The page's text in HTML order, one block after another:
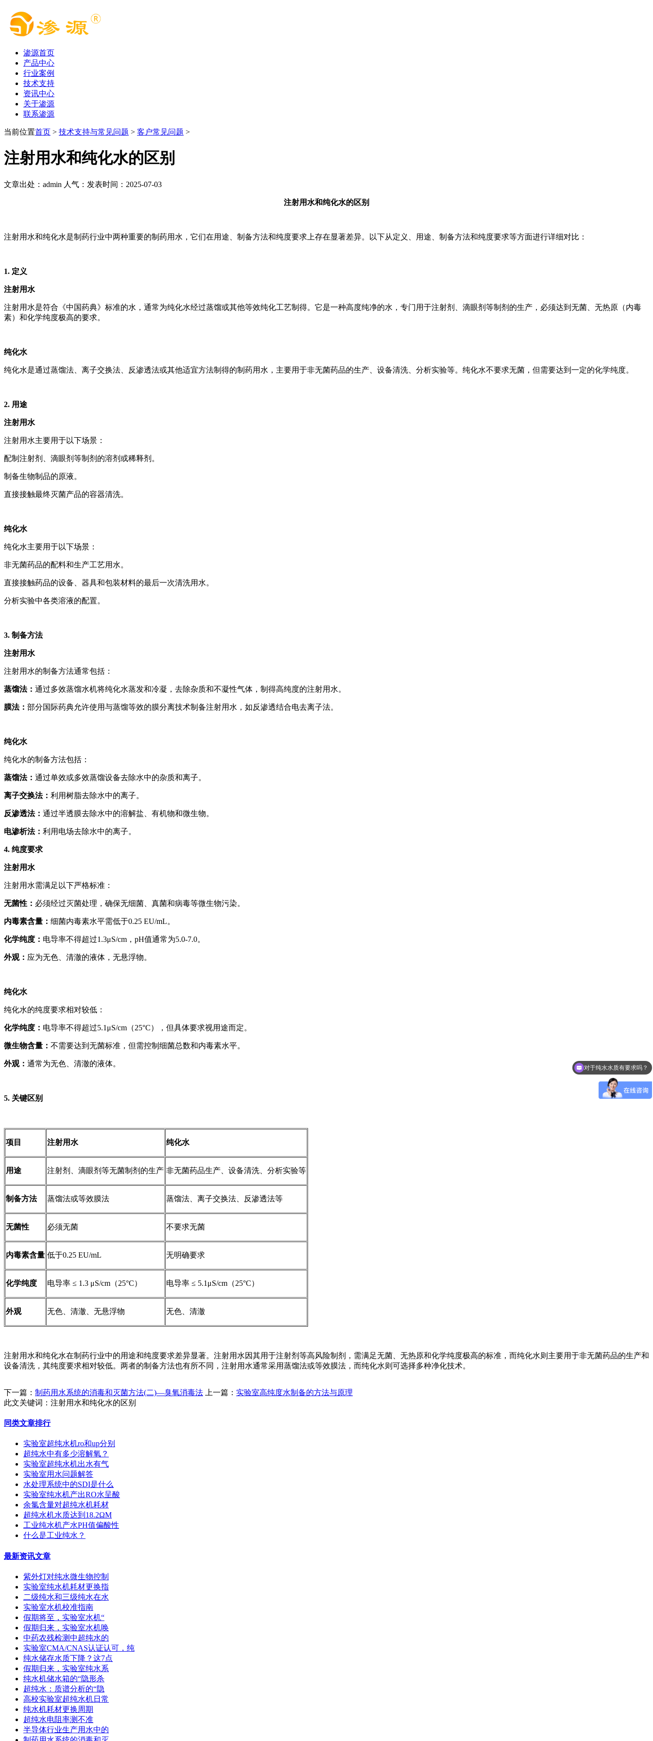
渗源首页
产品中心
行业案例
技术支持
资讯中心
关于渗源
联系渗源
当前位置首页 > 技术支持与常见问题 > 客户常见问题 >
注射用水和纯化水的区别
文章出处：admin 人气： 发表时间：2025-07-03
注射用水和纯化水的区别
注射用水和纯化水是制药行业中两种重要的制药用水，它们在用途、制备方法和纯度要求上存在显著差异。以下从定义、用途、制备方法和纯度要求等方面进行详细对比：
1. 定义
注射用水
注射用水是符合《中国药典》标准的水，通常为纯化水经过蒸馏或其他等效纯化工艺制得。它是一种高度纯净的水，专门用于注射剂、滴眼剂等制剂的生产，必须达到无菌、无热原（内毒
素）和化学纯度极高的要求。
纯化水
纯化水是通过蒸馏法、离子交换法、反渗透法或其他适宜方法制得的制药用水，主要用于非无菌药品的生产、设备清洗、分析实验等。纯化水不要求无菌，但需要达到一定的化学纯度。
2. 用途
注射用水
注射用水主要用于以下场景：
配制注射剂、滴眼剂等制剂的溶剂或稀释剂。
制备生物制品的原液。
直接接触最终灭菌产品的容器清洗。
纯化水
纯化水主要用于以下场景：
非无菌药品的配料和生产工艺用水。
直接接触药品的设备、器具和包装材料的最后一次清洗用水。
分析实验中各类溶液的配置。
3. 制备方法
注射用水
注射用水的制备方法通常包括：
蒸馏法： 通过多效蒸馏水机将纯化水蒸发和冷凝，去除杂质和不凝性气体，制得高纯度的注射用水。
膜法： 部分国际药典允许使用与蒸馏等效的膜分离技术制备注射用水，如反渗透结合电去离子法。
纯化水
纯化水的制备方法包括：
蒸馏法： 通过单效或多效蒸馏设备去除水中的杂质和离子。
离子交换法： 利用树脂去除水中的离子。
反渗透法： 通过半透膜去除水中的溶解盐、有机物和微生物。
电渗析法： 利用电场去除水中的离子。
4. 纯度要求
注射用水
注射用水需满足以下严格标准：
无菌性： 必须经过灭菌处理，确保无细菌、真菌和病毒等微生物污染。
内毒素含量： 细菌内毒素水平需低于0.25 EU/mL。
化学纯度： 电导率不得超过1.3μS/cm，pH值通常为5.0-7.0。
外观： 应为无色、清澈的液体，无悬浮物。
纯化水
纯化水的纯度要求相对较低：
化学纯度： 电导率不得超过5.1μS/cm（25°C），但具体要求视用途而定。
微生物含量： 不需要达到无菌标准，但需控制细菌总数和内毒素水平。
外观： 通常为无色、清澈的液体。
5. 关键区别
项目 注射用水 纯化水
用途 注射剂、滴眼剂等无菌制剂的生产 非无菌药品生产、设备清洗、分析实验等
制备方法 蒸馏法或等效膜法 蒸馏法、离子交换法、反渗透法等
无菌性 必须无菌 不要求无菌
内毒素含量 低于0.25 EU/mL 无明确要求
化学纯度 电导率 ≤ 1.3 μS/cm（25°C） 电导率 ≤ 5.1μS/cm（25°C）
外观 无色、清澈、无悬浮物 无色、清澈
注射用水和纯化水在制药行业中的用途和纯度要求差异显著。注射用水因其用于注射剂等高风险制剂，需满足无菌、无热原和化学纯度极高的标准，而纯化水则主要用于非无菌药品的生产和
设备清洗，其纯度要求相对较低。两者的制备方法也有所不同，注射用水通常采用蒸馏法或等效膜法，而纯化水则可选择多种净化技术。
下一篇： 制药用水系统的消毒和灭菌方法(二)—臭氧消毒法 上一篇： 实验室高纯度水制备的方法与原理
此文关键词： 注射用水和纯化水的区别
同类文章排行
实验室超纯水机ro和up分别
超纯水中有多少溶解氧？
实验室超纯水机出水有气
实验室用水问题解答
水处理系统中的SDI是什么
实验室纯水机产出RO水呈酸
余氯含量对超纯水机耗材
超纯水机水质达到18.2ΩM
工业纯水机产水PH值偏酸性
什么是工业纯水？
最新资讯文章
紫外灯对纯水微生物控制
实验室纯水机耗材更换指
二级纯水和三级纯水在水
实验室水机校准指南
假期将至，实验室水机“
假期归来，实验室水机唤
中药农残检测中超纯水的
实验室CMA/CNAS认证认可，纯
纯水储存水质下降？这7点
假期归来，实验室纯水系
纯水机储水箱的“隐形杀
超纯水：质谱分析的“隐
高校实验室超纯水机日常
纯水机耗材更换周期
超纯水电阻率测不准
半导体行业生产用水中的
对于纯水水质有要求吗？